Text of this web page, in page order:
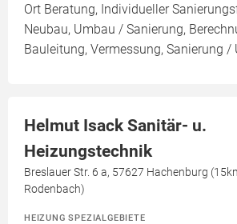
Ort Beratung, Individueller
Neubau, Umbau / Sanierung,
Bauleitung, Vermessung, Sanierung /
Helmut Isack Sanitär- u.
Heizungstechnik
Breslauer Str. 6 a, 57627 Hachenburg
Rodenbach)
HEIZUNG SPEZIALGEBIETE